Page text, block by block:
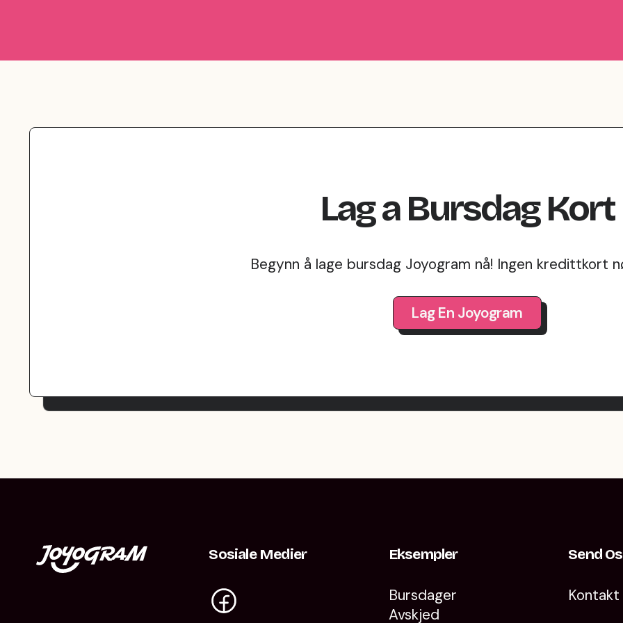
Laga Bursdag Kort
Begynn å lage bursdag Joyogram nå! Ingen kredittkort
Lag En Joyogram
Sosiale Medier Eksempler
Bursdager
Avskjed
Send
Kontakt